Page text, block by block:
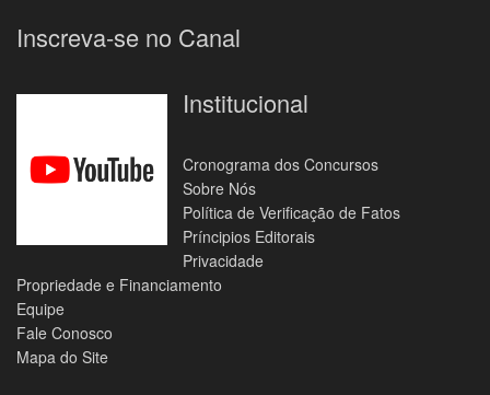
Inscreva-se no Canal
Institucional
Cronograma dos Concursos
Sobre Nós
Política de Verificação de Fatos
Príncipios Editorais
Privacidade
Propriedade e Financiamento
Equipe
Fale Conosco
Mapa do Site